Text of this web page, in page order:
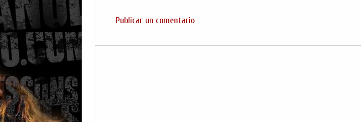
Publicar un comentario